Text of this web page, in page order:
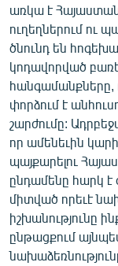
առկա է
ուղեղներում ու
ծնունդ են
կոդավորված
հանգամանքները,
փորձում է
շարժումը:
որ ամենեւին
պայքարելու
ընդամենը հարկ
միտված որեւէ
իշխանությունը
ընթացքում